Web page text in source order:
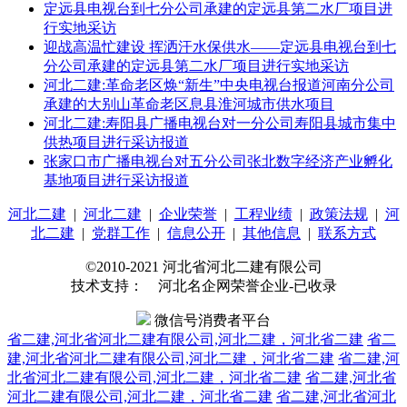
定远县电视台到七分公司承建的定远县第二水厂项目进
行实地采访
迎战高温忙建设 挥洒汗水保供水——定远县电视台到七
分公司承建的定远县第二水厂项目进行实地采访
河北二建:革命老区焕“新生”中央电视台报道河南分公司
承建的大别山革命老区息县淮河城市供水项目
河北二建:寿阳县广播电视台对一分公司寿阳县城市集中
供热项目进行采访报道
张家口市广播电视台对五分公司张北数字经济产业孵化
基地项目进行采访报道
河北二建 | 河北二建 | 企业荣誉| 工程业绩| 政策法规| 河
北二建 | 党群工作 | 信息公开 | 其他信息 | 联系方式
©2010-2021 河北省河北二建有限公司
技术支持： 河北名企网荣誉企业-已收录
微信号消费者平台
省二建,河北省河北二建有限公司,河北二建，河北省二建 省二
建,河北省河北二建有限公司,河北二建，河北省二建 省二建,河
北省河北二建有限公司,河北二建，河北省二建 省二建,河北省
河北二建有限公司,河北二建，河北省二建 省二建,河北省河北